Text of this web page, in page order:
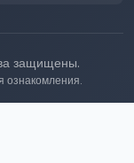
защищены.
ознакомления.